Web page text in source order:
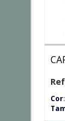
Cor